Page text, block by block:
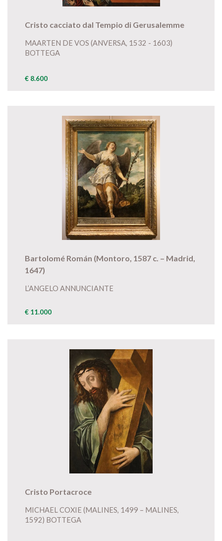
Cristo cacciato dal Tempio di Gerusalemme
MAARTEN DE VOS (ANVERSA, 1532 - 1603)
BOTTEGA
€ 8.600
Bartolomé Román (Montoro, 1587 c. – Madrid,
1647)
L’ANGELO ANNUNCIANTE
€ 11.000
Cristo Portacroce
MICHAEL COXIE (MALINES, 1499 – MALINES,
1592) BOTTEGA